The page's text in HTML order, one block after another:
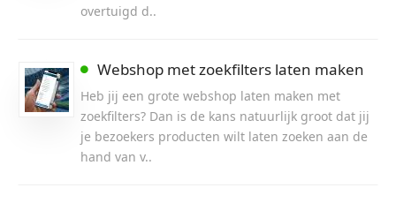
overtuigd d..
Webshop met zoekfilters laten maken
Heb jij een grote webshop laten maken met
zoekfilters? Dan is de kans natuurlijk groot dat jij
je bezoekers producten wilt laten zoeken aan de
hand van v..